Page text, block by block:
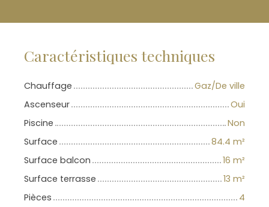
Caractéristiques techniques
Chauffage
Gaz/De ville
Ascenseur
Oui
Piscine
Non
Surface
84.4 m²
Surface balcon
16 m²
Surface terrasse
13 m²
Pièces
4